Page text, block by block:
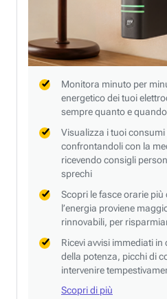
Monitora minuto per
energetico dei tuoi
sempre quanto e
Visualizza i tuoi
confrontandoli con la
ricevendo consigli
sprechi
Scopri le fasce orarie
l’energia proviene
rinnovabili, per
Ricevi avvisi immediati
della potenza, picchi di
intervenire
Scopri di più